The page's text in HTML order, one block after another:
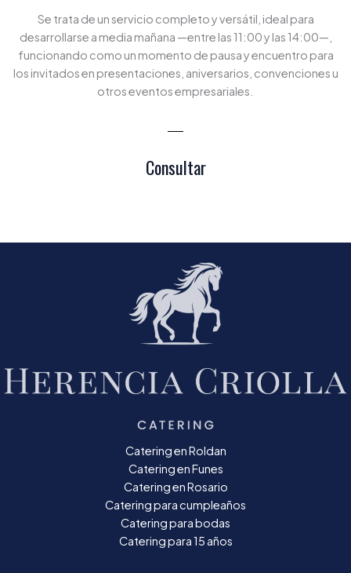
Se trata de un servicio completo y versátil, ideal para
desarrollarse a media mañana —entre las 11:00 y las 14:00—,
funcionando como un momento de pausa y encuentro para
los invitados en presentaciones, aniversarios, convenciones u
otros eventos empresariales.
Consultar
Catering en Roldan
Catering en Funes
Catering en Rosario
Catering para cumpleaños
Catering para bodas
Catering para 15 años